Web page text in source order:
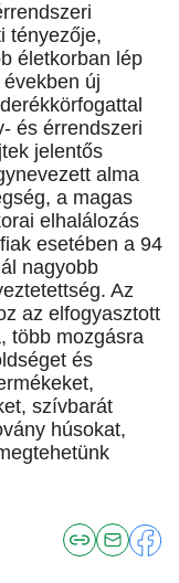
tényezője,
életkorban lép
új
és érrendszeri
jelentős
alma
a magas
elhalálozás
esetében a 94
nagyobb
Az
az elfogyasztott
több mozgásra
és
szívbarát
húsokat,